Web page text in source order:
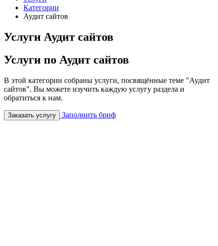
Категории
Аудит сайтов
Услуги Аудит сайтов
Услуги по Аудит сайтов
В этой категории собраны услуги, посвящённые теме "Аудит
сайтов". Вы можете изучить каждую услугу раздела и
обратиться к нам.
Заказать услугу Заполнить бриф